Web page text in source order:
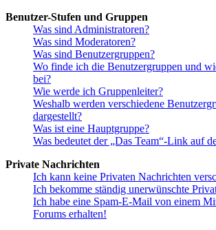
Benutzer-Stufen und Gruppen
Was sind Administratoren?
Was sind Moderatoren?
Was sind Benutzergruppen?
Wo finde ich die Benutzergruppen und
bei?
Wie werde ich Gruppenleiter?
Weshalb werden verschiedene
dargestellt?
Was ist eine Hauptgruppe?
Was bedeutet der „Das Team“-Link auf
Private Nachrichten
Ich kann keine Privaten Nachrichten
Ich bekomme ständig unerwünschte
Ich habe eine Spam-E-Mail von einem
Forums erhalten!